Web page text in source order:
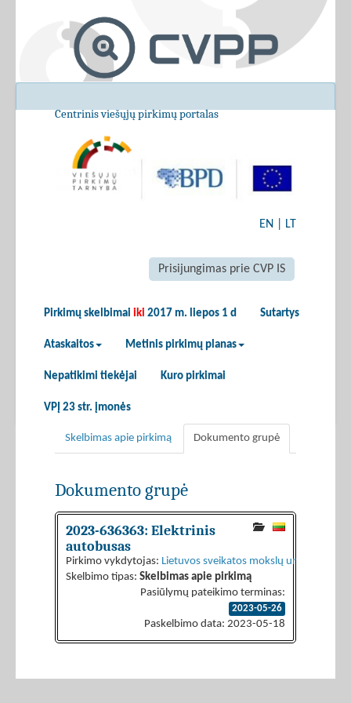
Centrinis viešųjų pirkimų portalas
EN LT
Prisijungimas prie CVP IS
Pirkimų skelbimai iki 2017 m. liepos 1 d Sutartys
Ataskaitos Metinis pirkimų planas
Nepatikimi tiekėjai Kuro pirkimai
VPĮ 23 str. įmonės
Skelbimas apie pirkimą Dokumento grupė
Dokumento grupė
2023-636363: Elektrinis
autobusas
Pirkimo vykdytojas: Lietuvos sveikatos mokslų universiteto
Skelbimo tipas: Skelbimas apie pirkimą
Pasiūlymų pateikimo terminas:
2023-05-26
Paskelbimo data: 2023-05-18